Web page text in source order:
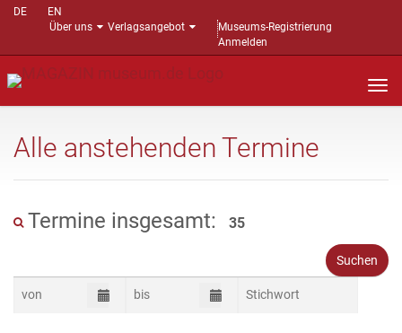
DE
EN
Über uns
Verlagsangebot
Museums-Registrierung
Anmelden
Alle anstehenden Termine
Termine insgesamt: 35